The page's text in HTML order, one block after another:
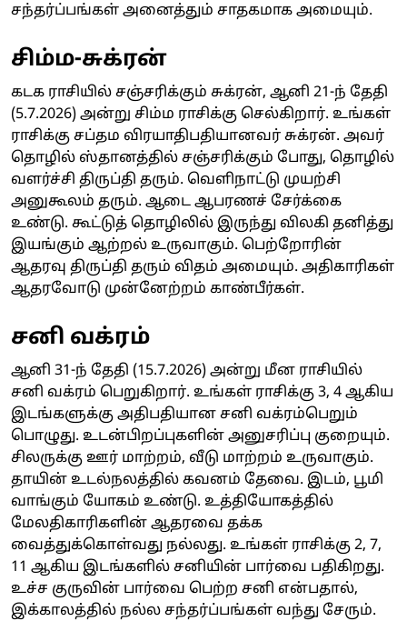
சந்தர்ப்பங்கள் அனைத்தும் சாதகமாக அமையும்.
சிம்ம-சுக்ரன்
கடக ராசியில் சஞ்சரிக்கும் சுக்ரன், ஆனி 21-ந் தேதி
(5.7.2026) அன்று சிம்ம ராசிக்கு செல்கிறார். உங்கள்
ராசிக்கு சப்தம விரயாதிபதியானவர் சுக்ரன். அவர்
தொழில் ஸ்தானத்தில் சஞ்சரிக்கும் போது, தொழில்
வளர்ச்சி திருப்தி தரும். வெளிநாட்டு முயற்சி
அனுகூலம் தரும். ஆடை ஆபரணச் சேர்க்கை
உண்டு. கூட்டுத் தொழிலில் இருந்து விலகி தனித்து
இயங்கும் ஆற்றல் உருவாகும். பெற்றோரின்
ஆதரவு திருப்தி தரும் விதம் அமையும். அதிகாரிகள்
ஆதரவோடு முன்னேற்றம் காண்பீர்கள்.
சனி வக்ரம்
ஆனி 31-ந் தேதி (15.7.2026) அன்று மீன ராசியில்
சனி வக்ரம் பெறுகிறார். உங்கள் ராசிக்கு 3, 4 ஆகிய
இடங்களுக்கு அதிபதியான சனி வக்ரம்பெறும்
பொழுது. உடன்பிறப்புகளின் அனுசரிப்பு குறையும்.
சிலருக்கு ஊர் மாற்றம், வீடு மாற்றம் உருவாகும்.
தாயின் உடல்நலத்தில் கவனம் தேவை. இடம், பூமி
வாங்கும் யோகம் உண்டு. உத்தியோகத்தில்
மேலதிகாரிகளின் ஆதரவை தக்க
வைத்துக்கொள்வது நல்லது. உங்கள் ராசிக்கு 2, 7,
11 ஆகிய இடங்களில் சனியின் பார்வை பதிகிறது.
உச்ச குருவின் பார்வை பெற்ற சனி என்பதால்,
இக்காலத்தில் நல்ல சந்தர்ப்பங்கள் வந்து சேரும்.